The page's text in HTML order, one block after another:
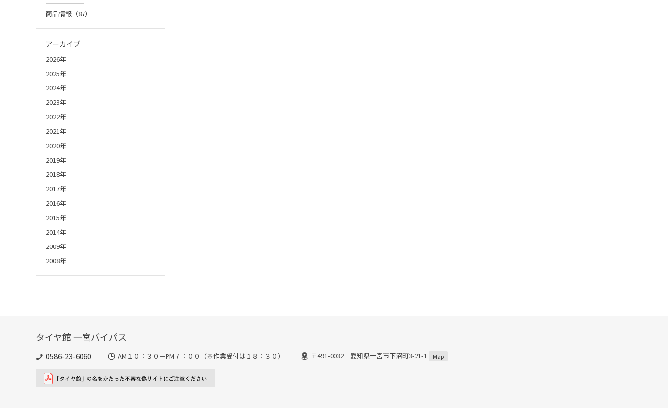
商品情報（87）
アーカイブ
2026年
2025年
2024年
2023年
2022年
2021年
2020年
2019年
2018年
2017年
2016年
2015年
2014年
2009年
2008年
タイヤ館 一宮バイパス
0586-23-6060 AM１０：３０－PM７：００（※作業受付は１８：３０） 〒491-0032 愛知県一宮市下沼町3-21-1 Map